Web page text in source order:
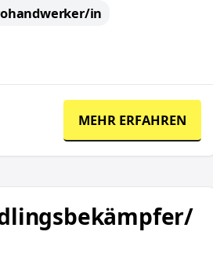
in
MEHR ERFAHREN